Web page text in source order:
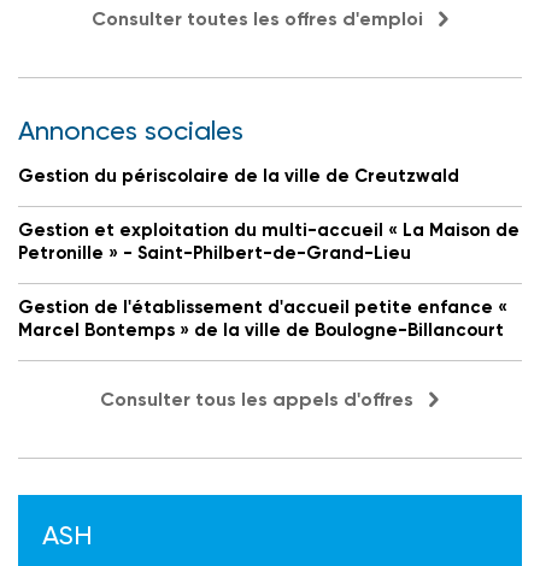
Consulter toutes les offres d'emploi
Annonces sociales
Gestion du périscolaire de la ville de Creutzwald
Gestion et exploitation du multi-accueil « La Maison de
Petronille » - Saint-Philbert-de-Grand-Lieu
Gestion de l'établissement d'accueil petite enfance «
Marcel Bontemps » de la ville de Boulogne-Billancourt
Consulter tous les appels d'offres
ASH